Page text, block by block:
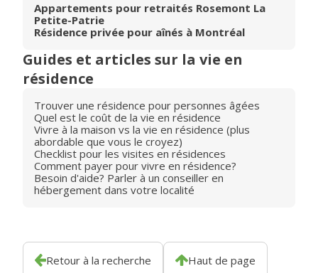
Appartements pour retraités Rosemont La
Petite-Patrie
Résidence privée pour aînés à Montréal
Guides et articles sur la vie en
résidence
Trouver une résidence pour personnes âgées
Quel est le coût de la vie en résidence
Vivre à la maison vs la vie en résidence (plus
abordable que vous le croyez)
Checklist pour les visites en résidences
Comment payer pour vivre en résidence?
Besoin d'aide? Parler à un conseiller en
hébergement dans votre localité
Retour à la recherche Haut de page